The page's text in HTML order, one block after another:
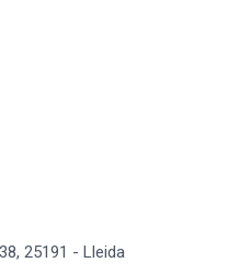
25191 - Lleida